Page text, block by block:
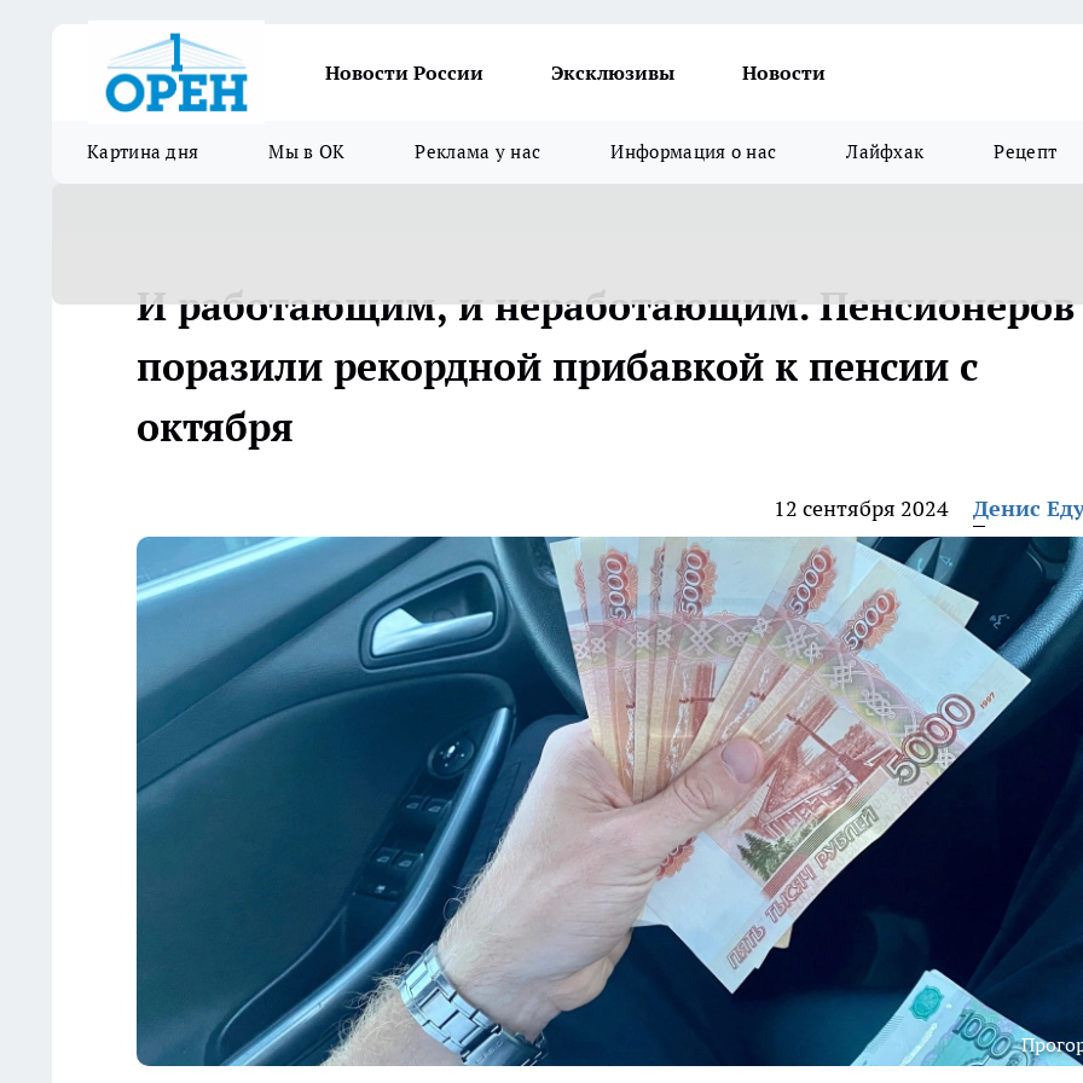
Новости России Эксклюзивы Новости
Картина дня Мы в ОК Реклама у нас Информация о нас Лайфхак Рецепт
И работающим, и неработающим. Пенсионеров
поразили рекордной прибавкой к пенсии с
октября
12 сентября 2024 Денис